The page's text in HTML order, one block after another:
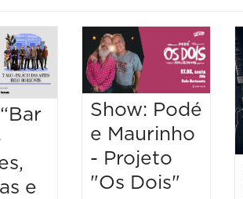
e
Show: Podé
e Maurinho
- Projeto
"Os Dois"